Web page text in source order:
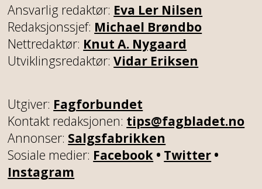
Ansvarlig redaktør: Eva Ler Nilsen
Redaksjonssjef: Michael Brøndbo
Nettredaktør: Knut A. Nygaard
Utviklingsredaktør:Vidar Eriksen
Utgiver: Fagforbundet
Kontakt redaksjonen: tips@fagbladet.no
Annonser: Salgsfabrikken
Sosiale medier: Facebook • Twitter •
Instagram